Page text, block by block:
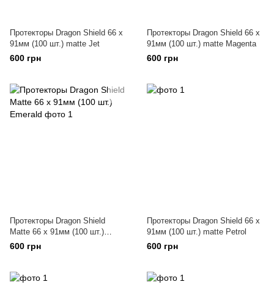
Протекторы Dragon Shield 66 x
91мм (100 шт.) matte Jet
600 грн
Протекторы Dragon Shield 66 x
91мм (100 шт.) matte Magenta
600 грн
Протекторы Dragon Shield
Matte 66 x 91мм (100 шт.)
Emerald
600 грн
Протекторы Dragon Shield 66 x
91мм (100 шт.) matte Petrol
600 грн